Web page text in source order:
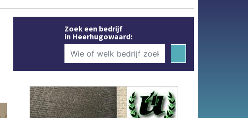
Zoek een bedrijf
in Heerhugowaard: